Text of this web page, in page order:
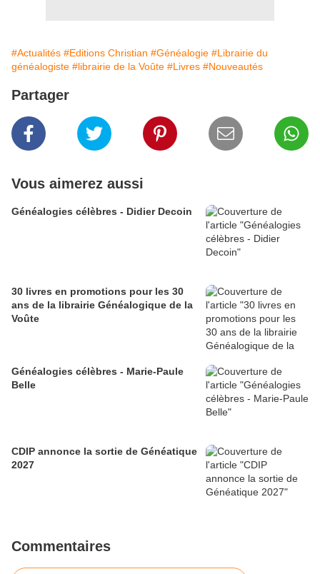
#Actualités #Editions Christian #Généalogie #Librairie du
généalogiste #librairie de la Voûte #Livres #Nouveautés
Partager
Vous aimerez aussi
Généalogies célèbres - Didier Decoin
30 livres en promotions pour les 30
ans de la librairie Généalogique de la
Voûte
Généalogies célèbres - Marie-Paule
Belle
CDIP annonce la sortie de Généatique
2027
Commentaires